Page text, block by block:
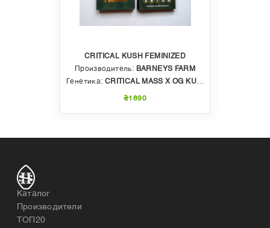
CRITICAL KUSH FEMINIZED
Производитель: BARNEYS FARM
Генетика: CRITICAL MASS X OG KUSH
₴1890
Каталог
Производители
ТОП20